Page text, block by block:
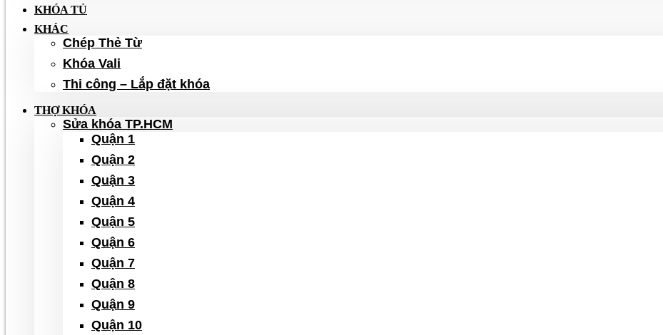
KHÓA TỦ
KHÁC
Chép Thẻ Từ
Khóa Vali
Thi công – Lắp đặt khóa
THỢ KHÓA
Sửa khóa TP.HCM
Quận 1
Quận 2
Quận 3
Quận 4
Quận 5
Quận 6
Quận 7
Quận 8
Quận 9
Quận 10